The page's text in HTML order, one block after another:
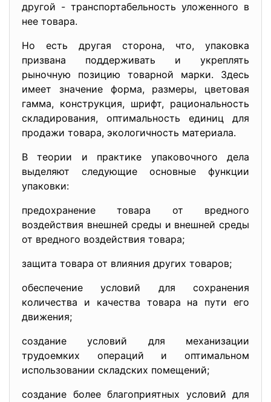
другой - транспортабельность уложенного в
нее товара.
Но есть другая сторона, что, упаковка
призвана поддерживать и укреплять
рыночную позицию товарной марки. Здесь
имеет значение форма, размеры, цветовая
гамма, конструкция, шрифт, рациональность
складирования, оптимальность единиц для
продажи товара, экологичность материала.
В теории и практике упаковочного дела
выделяют следующие основные функции
упаковки:
предохранение товара от вредного
воздействия внешней среды и внешней среды
от вредного воздействия товара;
защита товара от влияния других товаров;
обеспечение условий для сохранения
количества и качества товара на пути его
движения;
создание условий для механизации
трудоемких операций и оптимальном
использовании складских помещений;
создание более благоприятных условий для